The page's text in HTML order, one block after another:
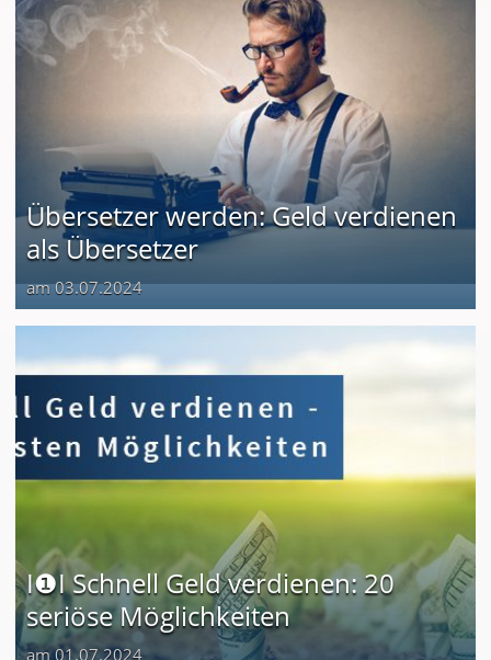
Übersetzer werden: Geld verdienen
als Übersetzer
am 03.07.2024
I❶I Schnell Geld verdienen: 20
seriöse Möglichkeiten
am 01.07.2024